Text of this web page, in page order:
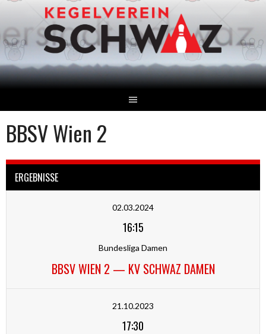
Inhalt
BBSV Wien 2
ERGEBNISSE
02.03.2024
16:15
Bundesliga Damen
BBSV WIEN 2 — KV SCHWAZ DAMEN
21.10.2023
17:30